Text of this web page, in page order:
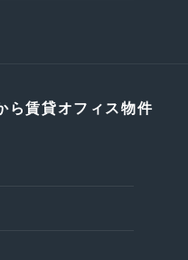
ら賃貸オフィス物件